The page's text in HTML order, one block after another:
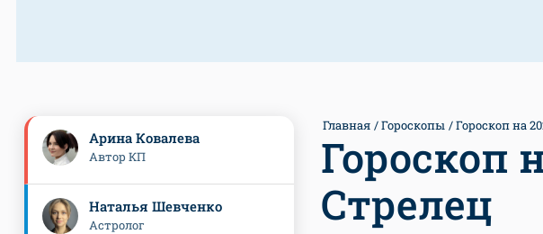
Главная Гороскопы Гороскоп на
Гороскоп
Стрелец
Арина Ковалева
Автор КП
Наталья Шевченко
Астролог